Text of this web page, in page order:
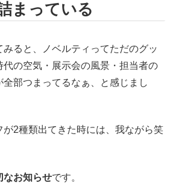
まっている
みると、ノベルティってただのグッ
代の空気・展示会の風景・担当者の
全部つまってるなぁ、と感じまし
が2種類出てきた時には、我ながら笑
なお知らせです。